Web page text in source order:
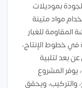
بموديلات
مواد متينة
المقاومة للغبار
في خطوط الإنتاج،
بعد لتلبية
يوفر المشروع
ويحقق